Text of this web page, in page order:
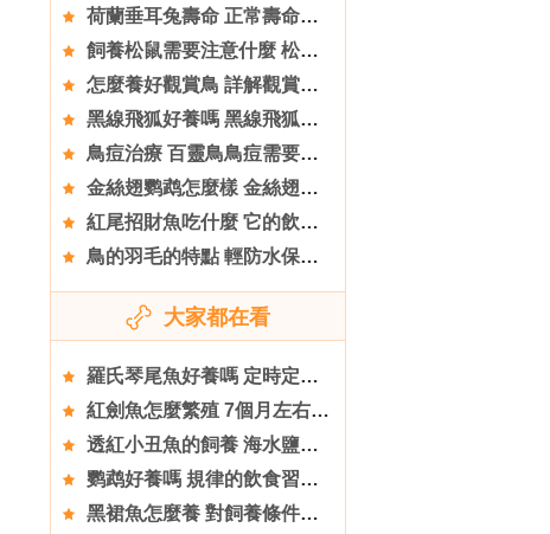
荷蘭垂耳兔壽命 正常壽命在10年左右
飼養松鼠需要注意什麼 松鼠飼養的七大注意事項
怎麼養好觀賞鳥 詳解觀賞鳥的喂養管理
黑線飛狐好養嗎 黑線飛狐的飼養並不難
鳥痘治療 百靈鳥鳥痘需要的防治方法
金絲翅鹦鹉怎麼樣 金絲翅鹦鹉飼養注意的地方
紅尾招財魚吃什麼 它的飲食注意事項
鳥的羽毛的特點 輕防水保暖色彩斑斓等特點
大家都在看
羅氏琴尾魚好養嗎 定時定量十分的重要
紅劍魚怎麼繁殖 7個月左右就可進行繁殖
透紅小丑魚的飼養 海水鹽度在1.020到1.025之間
鹦鹉好養嗎 規律的飲食習慣更有利於成長
黑裙魚怎麼養 對飼養條件要求不高